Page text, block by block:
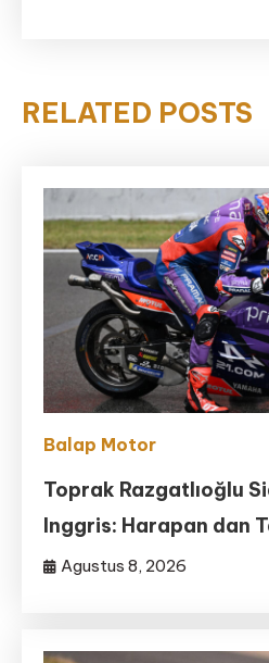
RELATED POSTS
Balap Motor
Toprak Razgatlıoğlu
Inggris: Harapan dan
Agustus 8, 2026